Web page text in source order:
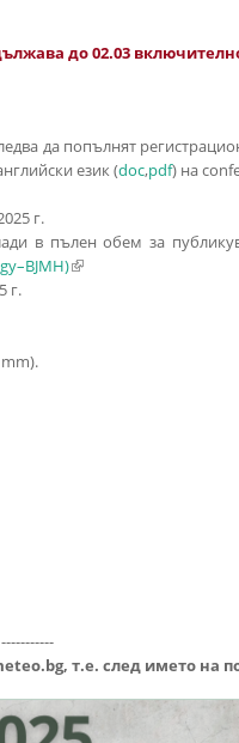
до 02.03
да попълнят
език (doc,pdf) на
г.
в пълен обем за
(link is external)
г.
-----------
т.е. след името на